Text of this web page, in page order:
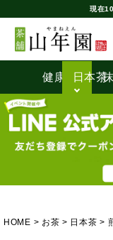
現在
健康茶日本茶
HOME お茶 日本茶